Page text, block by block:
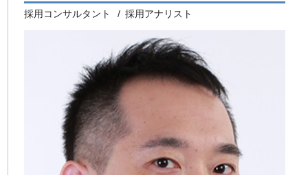
採用コンサルタント 採用アナリスト